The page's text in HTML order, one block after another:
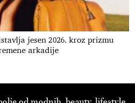
jesen 2026. kroz prizmu
arkadije